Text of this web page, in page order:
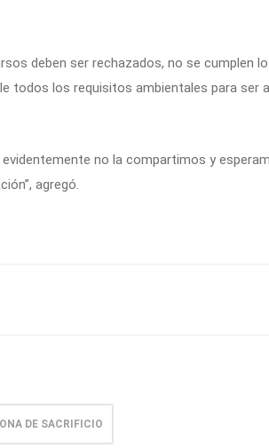
deben ser rechazados, no se cumplen
todos los requisitos ambientales para ser
no la compartimos y
agregó.
DE SACRIFICIO